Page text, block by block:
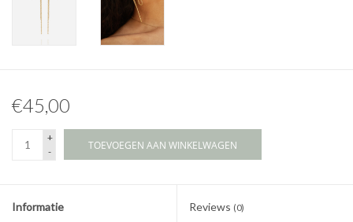
€45,00
+
-
TOEVOEGEN AAN WINKELWAGEN
Informatie Reviews (0)